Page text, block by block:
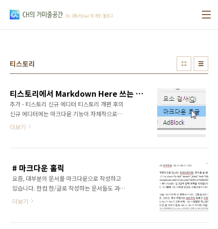
티스토리
티스토리에서 Markdown Here 쓰는 요령
추가 - 티스토리 신규 에디터 티스토리 개편 후의
신규 에디터에는 마크다운 기능이 자체적으로
들어있습니다. 그래서 이 글의 내용도 다수 맞지
언어를 지원 (폭이 더 넓음) 원본 마크다운 데이
터 서버측 저장 및 처리 (추정) 본문에 데이터로
포함됨 fn main() { println!("such rust"); } 이
하 내용은 원본 글 내용입니다. 예전 글에서 저는
이메일 전송란 등 형식을 지정할 수 있는 고급 편
더보기
# 마크다운 홀릭
요즘, 대부분의 문서를 마크다운으로 작성하고
있습니다. 한컴 한/글로 작성하는 문서들도 과제
를 할 때에는 조금 있지만 [Atom 에디터]
더보기